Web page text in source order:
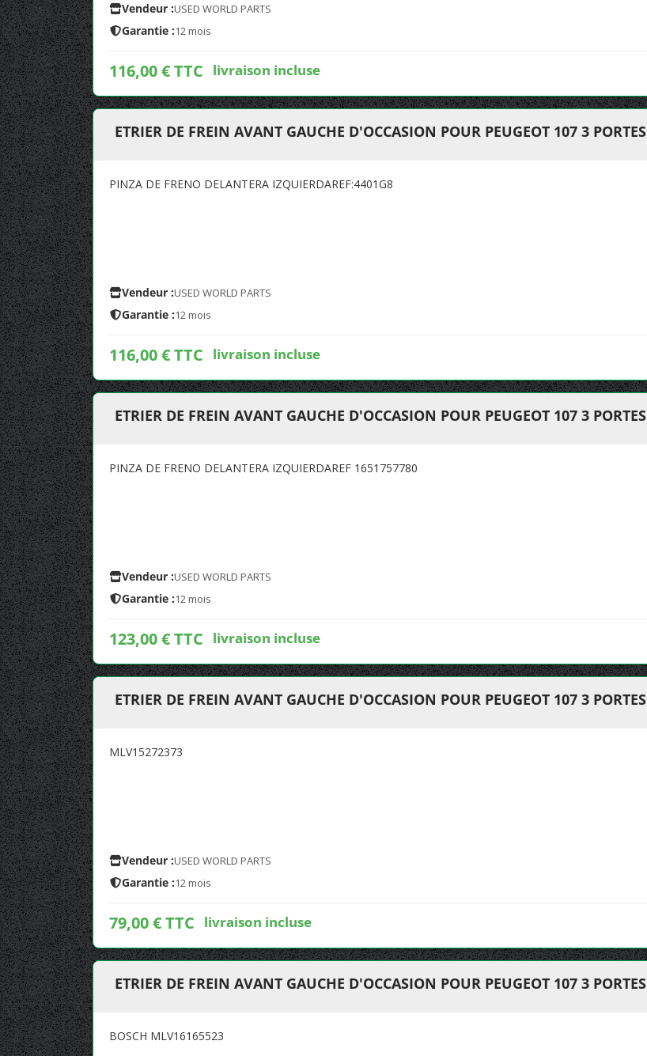
Vendeur :USED WORLD PARTS
Garantie :12 mois
116,00 € TTC livraison incluse
ETRIER DE FREIN AVANT GAUCHE D'OCCASION POUR PEUGEOT 107 3 PORTES
PINZA DE FRENO DELANTERA IZQUIERDAREF:4401G8
Vendeur :USED WORLD PARTS
Garantie :12 mois
116,00 € TTC livraison incluse
ETRIER DE FREIN AVANT GAUCHE D'OCCASION POUR PEUGEOT 107 3 PORTES
PINZA DE FRENO DELANTERA IZQUIERDAREF 1651757780
Vendeur :USED WORLD PARTS
Garantie :12 mois
123,00 € TTC livraison incluse
ETRIER DE FREIN AVANT GAUCHE D'OCCASION POUR PEUGEOT 107 3 PORTES
MLV15272373
Vendeur :USED WORLD PARTS
Garantie :12 mois
79,00 € TTC livraison incluse
ETRIER DE FREIN AVANT GAUCHE D'OCCASION POUR PEUGEOT 107 3 PORTES
BOSCH MLV16165523